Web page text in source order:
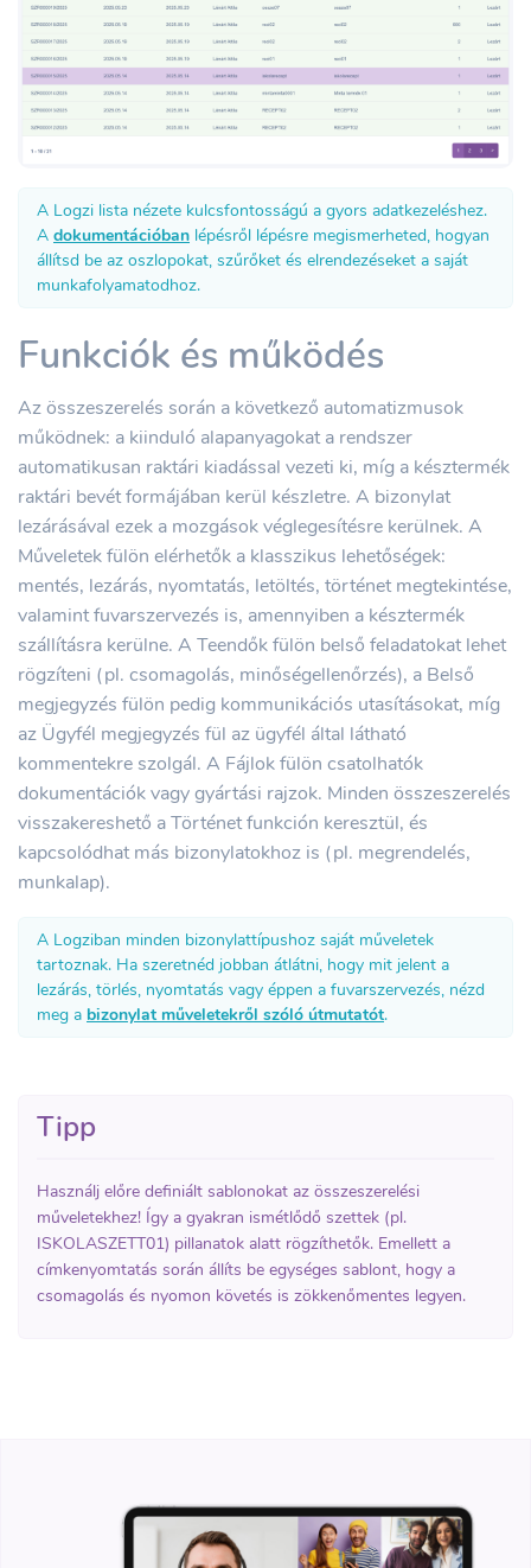
A Logzi lista nézete kulcsfontosságú a gyors adatkezeléshez.
A dokumentációban lépésről lépésre megismerheted, hogyan
állítsd be az oszlopokat, szűrőket és elrendezéseket a saját
munkafolyamatodhoz.
Funkciók és működés
Az összeszerelés során a következő automatizmusok
működnek: a kiinduló alapanyagokat a rendszer
automatikusan raktári kiadással vezeti ki, míg a késztermék
raktári bevét formájában kerül készletre. A bizonylat
lezárásával ezek a mozgások véglegesítésre kerülnek. A
Műveletek fülön elérhetők a klasszikus lehetőségek:
mentés, lezárás, nyomtatás, letöltés, történet megtekintése,
valamint fuvarszervezés is, amennyiben a késztermék
szállításra kerülne. A Teendők fülön belső feladatokat lehet
rögzíteni (pl. csomagolás, minőségellenőrzés), a Belső
megjegyzés fülön pedig kommunikációs utasításokat, míg
az Ügyfél megjegyzés fül az ügyfél által látható
kommentekre szolgál. A Fájlok fülön csatolhatók
dokumentációk vagy gyártási rajzok. Minden összeszerelés
visszakereshető a Történet funkción keresztül, és
kapcsolódhat más bizonylatokhoz is (pl. megrendelés,
munkalap).
A Logziban minden bizonylattípushoz saját műveletek
tartoznak. Ha szeretnéd jobban átlátni, hogy mit jelent a
lezárás, törlés, nyomtatás vagy éppen a fuvarszervezés, nézd
meg a bizonylat műveletekről szóló útmutatót.
Tipp
Használj előre definiált sablonokat az összeszerelési
műveletekhez! Így a gyakran ismétlődő szettek (pl.
ISKOLASZETT01) pillanatok alatt rögzíthetők. Emellett a
címkenyomtatás során állíts be egységes sablont, hogy a
csomagolás és nyomon követés is zökkenőmentes legyen.